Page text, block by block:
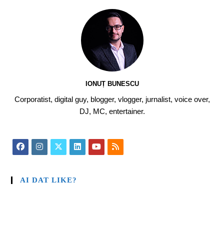
IONUȚ BUNESCU
Corporatist, digital guy, blogger, vlogger, jurnalist, voice over,
DJ, MC, entertainer.
AI DAT LIKE?